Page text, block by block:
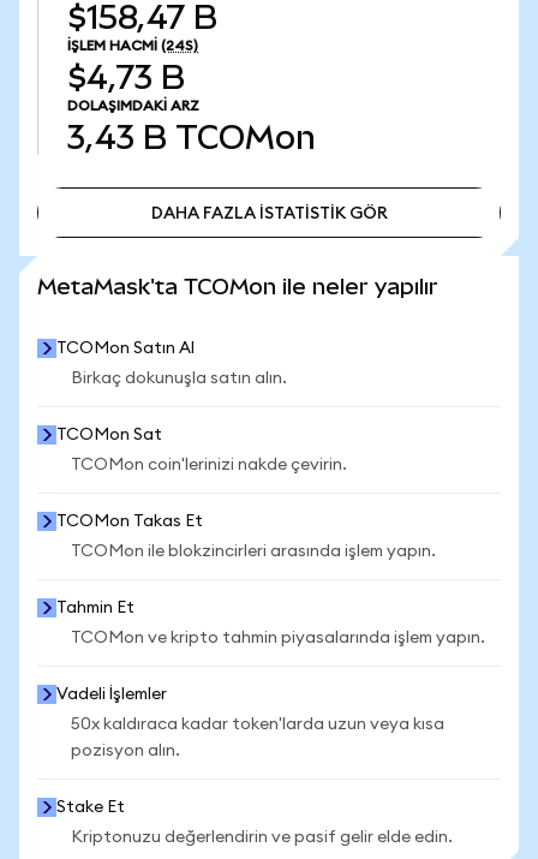
$158,47 B
İŞLEM HACMI (24S)
$4,73 B
DOLAŞIMDAKI ARZ
3,43 B TCOMon
DAHA FAZLA İSTATİSTİK GÖR
MetaMask'ta TCOMon ile neler yapılır
TCOMon Satın Al
Birkaç dokunuşla satın alın.
TCOMon Sat
TCOMon coin'lerinizi nakde çevirin.
TCOMon Takas Et
TCOMon ile blokzincirleri arasında işlem yapın.
Tahmin Et
TCOMon ve kripto tahmin piyasalarında işlem yapın.
Vadeli İşlemler
50x kaldıraca kadar token'larda uzun veya kısa
pozisyon alın.
Stake Et
Kriptonuzu değerlendirin ve pasif gelir elde edin.